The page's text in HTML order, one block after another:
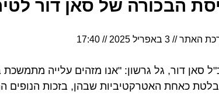
הבכורה של סאן דור
3 באפריל 2025 17:40
דור, גל גרשון: "אנו מזהים עלייה מתמשכת
כאחת האטרקטיביות שבהן, בזכות הנופים